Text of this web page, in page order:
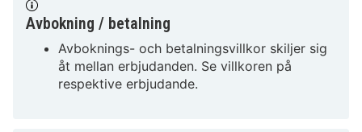
Avbokning / betalning
Avboknings- och betalningsvillkor skiljer sig
åt mellan erbjudanden. Se villkoren på
respektive erbjudande.